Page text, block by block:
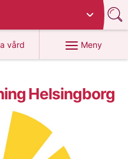
vård
1177.se
Meny
Helsingborg